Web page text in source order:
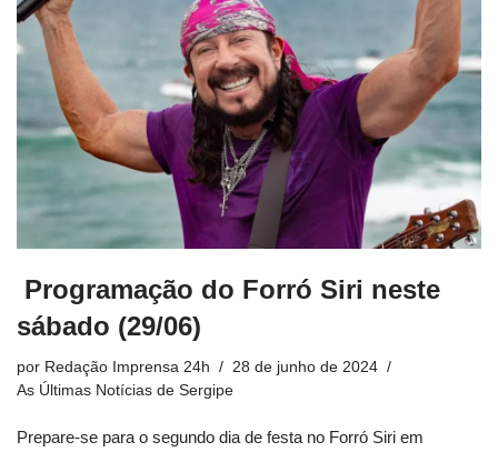
Programação do Forró Siri neste
sábado (29/06)
por Redação Imprensa 24h
28 de junho de 2024
As Últimas Notícias de Sergipe
Prepare-se para o segundo dia de festa no Forró Siri em